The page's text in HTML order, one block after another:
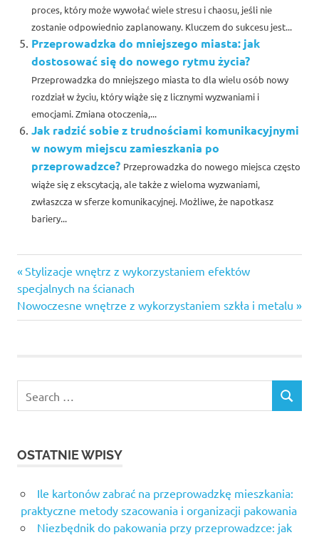
proces, który może wywołać wiele stresu i chaosu, jeśli nie
zostanie odpowiednio zaplanowany. Kluczem do sukcesu jest...
Przeprowadzka do mniejszego miasta: jak
dostosować się do nowego rytmu życia?
Przeprowadzka do mniejszego miasta to dla wielu osób nowy
rozdział w życiu, który wiąże się z licznymi wyzwaniami i
emocjami. Zmiana otoczenia,...
Jak radzić sobie z trudnościami komunikacyjnymi
w nowym miejscu zamieszkania po
przeprowadzce? Przeprowadzka do nowego miejsca często
wiąże się z ekscytacją, ale także z wieloma wyzwaniami,
zwłaszcza w sferze komunikacyjnej. Możliwe, że napotkasz
bariery...
Nawigacja
wpisu
Previous
Post:
Stylizacje wnętrz z wykorzystaniem efektów
specjalnych na ścianach
Next
Post:
Nowoczesne wnętrze z wykorzystaniem szkła i metalu
for:
SEARCH
OSTATNIE WPISY
Ile kartonów zabrać na przeprowadzkę mieszkania:
praktyczne metody szacowania i organizacji pakowania
Niezbędnik do pakowania przy przeprowadzce: jak